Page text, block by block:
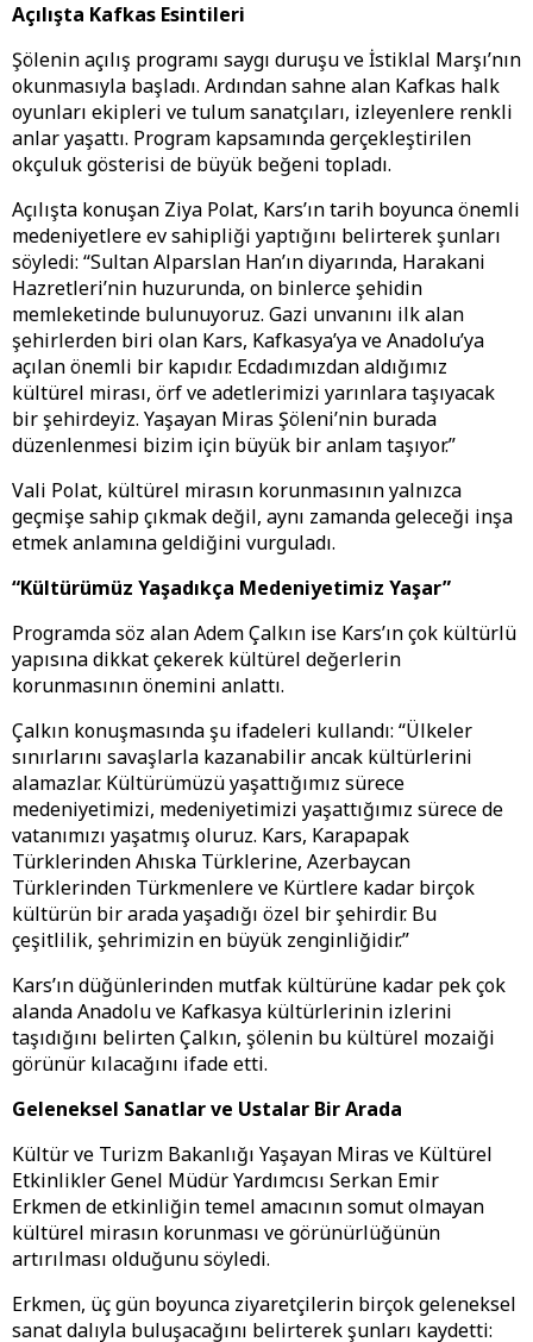
Açılışta Kafkas Esintileri
Şölenin açılış programı saygı duruşu ve İstiklal Marşı’nın
okunmasıyla başladı. Ardından sahne alan Kafkas halk
oyunları ekipleri ve tulum sanatçıları, izleyenlere renkli
anlar yaşattı. Program kapsamında gerçekleştirilen
okçuluk gösterisi de büyük beğeni topladı.
Açılışta konuşan Ziya Polat, Kars’ın tarih boyunca önemli
medeniyetlere ev sahipliği yaptığını belirterek şunları
söyledi: “Sultan Alparslan Han’ın diyarında, Harakani
Hazretleri’nin huzurunda, on binlerce şehidin
memleketinde bulunuyoruz. Gazi unvanını ilk alan
şehirlerden biri olan Kars, Kafkasya’ya ve Anadolu’ya
açılan önemli bir kapıdır. Ecdadımızdan aldığımız
kültürel mirası, örf ve adetlerimizi yarınlara taşıyacak
bir şehirdeyiz. Yaşayan Miras Şöleni’nin burada
düzenlenmesi bizim için büyük bir anlam taşıyor.”
Vali Polat, kültürel mirasın korunmasının yalnızca
geçmişe sahip çıkmak değil, aynı zamanda geleceği inşa
etmek anlamına geldiğini vurguladı.
“Kültürümüz Yaşadıkça Medeniyetimiz Yaşar”
Programda söz alan Adem Çalkın ise Kars’ın çok kültürlü
yapısına dikkat çekerek kültürel değerlerin
korunmasının önemini anlattı.
Çalkın konuşmasında şu ifadeleri kullandı: “Ülkeler
sınırlarını savaşlarla kazanabilir ancak kültürlerini
alamazlar. Kültürümüzü yaşattığımız sürece
medeniyetimizi, medeniyetimizi yaşattığımız sürece de
vatanımızı yaşatmış oluruz. Kars, Karapapak
Türklerinden Ahıska Türklerine, Azerbaycan
Türklerinden Türkmenlere ve Kürtlere kadar birçok
kültürün bir arada yaşadığı özel bir şehirdir. Bu
çeşitlilik, şehrimizin en büyük zenginliğidir.”
Kars’ın düğünlerinden mutfak kültürüne kadar pek çok
alanda Anadolu ve Kafkasya kültürlerinin izlerini
taşıdığını belirten Çalkın, şölenin bu kültürel mozaiği
görünür kılacağını ifade etti.
Geleneksel Sanatlar ve Ustalar Bir Arada
Kültür ve Turizm Bakanlığı Yaşayan Miras ve Kültürel
Etkinlikler Genel Müdür Yardımcısı Serkan Emir
Erkmen de etkinliğin temel amacının somut olmayan
kültürel mirasın korunması ve görünürlüğünün
artırılması olduğunu söyledi.
Erkmen, üç gün boyunca ziyaretçilerin birçok geleneksel
sanat dalıyla buluşacağını belirterek şunları kaydetti: